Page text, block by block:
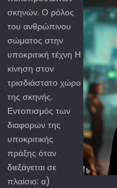
σκηνών. Ο ρόλος
του ανθρώπινου
σώματος στην
υποκριτική τέχνη Η
κίνηση στον
τρισδιάστατο χώρο
της σκηνής.
Εντοπισμός των
διαφορών της
υποκριτικής
πράξης όταν
διεξάγεται σε
πλαίσιο: α)